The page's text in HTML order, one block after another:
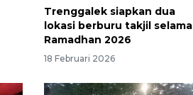
Trenggalek siapkan dua
lokasi berburu takjil selama
Ramadhan 2026
18 Februari 2026